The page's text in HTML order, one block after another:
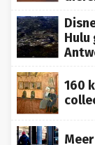
Hulu
160